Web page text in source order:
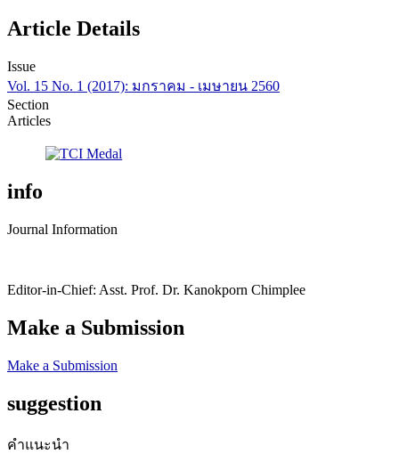
Article Details
Issue
Vol. 15 No. 1 (2017): มกราคม - เมษายน 2560
Section
Articles
info
Journal Information
Editor-in-Chief: Asst. Prof. Dr. Kanokporn Chimplee
Make a Submission
Make a Submission
suggestion
คำแนะนำ